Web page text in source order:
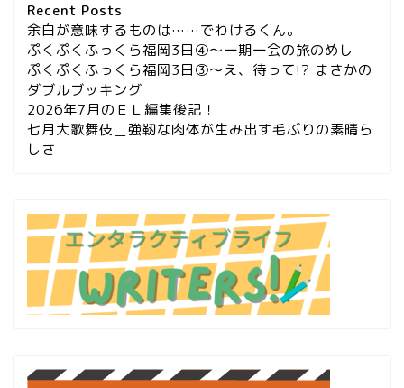
Recent Posts
余白が意味するものは……でわけるくん。
ぷくぷくふっくら福岡3日④～一期一会の旅のめし
ぷくぷくふっくら福岡3日③～え、待って!? まさかの
ダブルブッキング
2026年7月のＥＬ編集後記！
七月大歌舞伎＿強靭な肉体が生み出す毛ぶりの素晴ら
しさ